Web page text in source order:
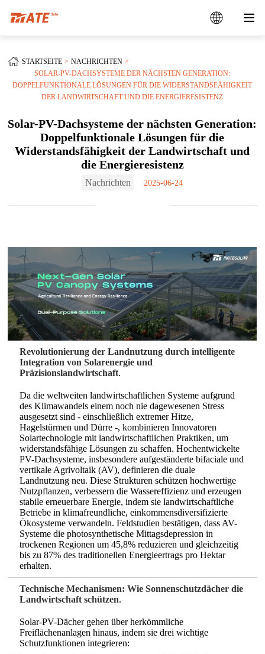
STARTSEITE
NACHRICHTEN
SOLAR-PV-DACHSYSTEME DER NÄCHSTEN GENERATION:
DOPPELFUNKTIONALE LÖSUNGEN FÜR DIE WIDERSTANDSFÄHIGKEIT
DER LANDWIRTSCHAFT UND DIE ENERGIERESISTENZ
Solar-PV-Dachsysteme der nächsten Generation:
Doppelfunktionale Lösungen für die
Widerstandsfähigkeit der Landwirtschaft und
die Energieresistenz
Nachrichten 2025-06-24
Revolutionierung der Landnutzung durch intelligente
Integration von Solarenergie und
Präzisionslandwirtschaft.
Da die weltweiten landwirtschaftlichen Systeme aufgrund
des Klimawandels einem noch nie dagewesenen Stress
ausgesetzt sind - einschließlich extremer Hitze,
Hagelstürmen und Dürre -, kombinieren Innovatoren
Solartechnologie mit landwirtschaftlichen Praktiken, um
widerstandsfähige Lösungen zu schaffen. Hochentwickelte
PV-Dachsysteme, insbesondere aufgeständerte bifaciale und
vertikale Agrivoltaik (AV), definieren die duale
Landnutzung neu. Diese Strukturen schützen hochwertige
Nutzpflanzen, verbessern die Wassereffizienz und erzeugen
stabile erneuerbare Energie, indem sie landwirtschaftliche
Betriebe in klimafreundliche, einkommensdiversifizierte
Ökosysteme verwandeln. Feldstudien bestätigen, dass AV-
Systeme die photosynthetische Mittagsdepression in
trockenen Regionen um 45,8% reduzieren und gleichzeitig
bis zu 87% des traditionellen Energieertrags pro Hektar
erhalten.
Technische Mechanismen: Wie Sonnenschutzdächer die
Landwirtschaft schützen.
Solar-PV-Dächer gehen über herkömmliche
Freiflächenanlagen hinaus, indem sie drei wichtige
Schutzfunktionen integrieren: